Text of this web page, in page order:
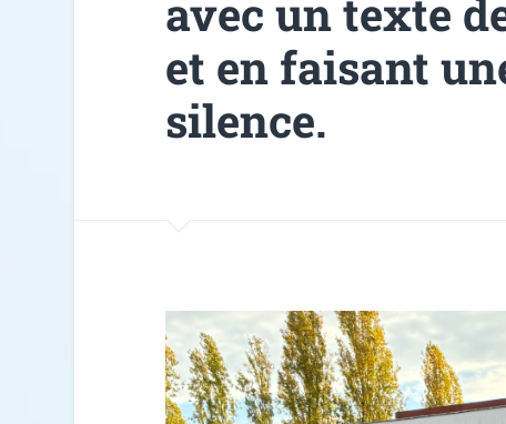
avec un texte
et en faisant
silence.